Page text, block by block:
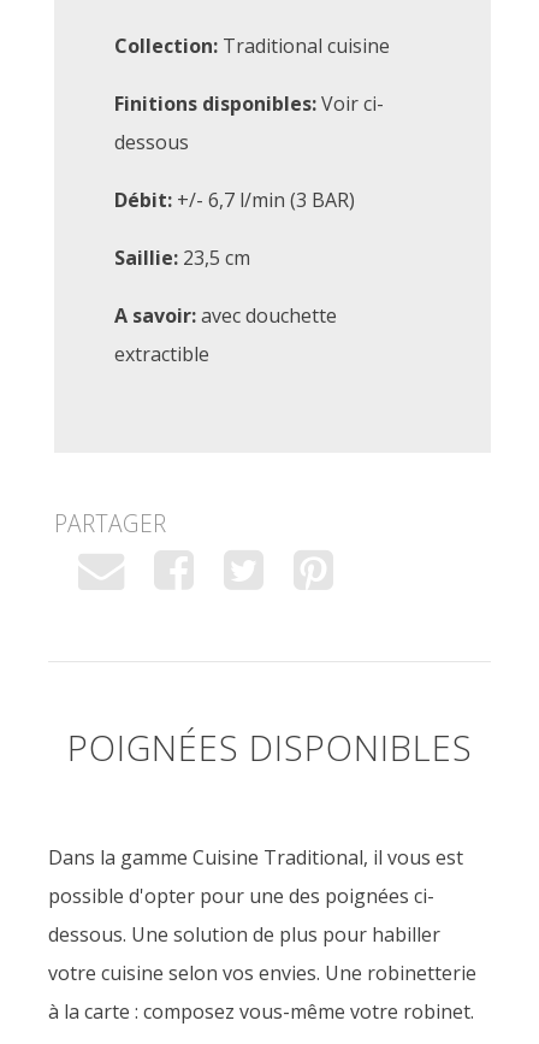
Collection: Traditional cuisine
Finitions disponibles:Voir ci-
dessous
Débit: +/- 6,7 l/min (3 BAR)
Saillie: 23,5 cm
A savoir:avec douchette
extractible
PARTAGER
POIGNÉES DISPONIBLES
Dans la gamme Cuisine Traditional, il vous est
possible d'opter pour une des poignées ci-
dessous. Une solution de plus pour habiller
votre cuisine selon vos envies. Une robinetterie
à la carte : composez vous-même votre robinet.